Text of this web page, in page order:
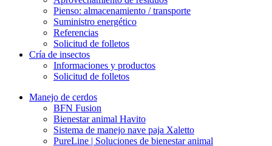
Pienso: almacenamiento / transporte
Suministro energético
Referencias
Solicitud de folletos
Cría de insectos
Informaciones y productos
Solicitud de folletos
Manejo de cerdos
BFN Fusion
Bienestar animal Havito
Sistema de manejo nave paja Xaletto
PureLine | Soluciones de bienestar animal